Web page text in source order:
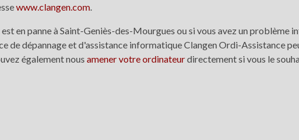
www.clangen.com
en panne à Saint-Geniès-des-Mourgues ou si vous avez un problème
de dépannage et d'assistance informatique Clangen Ordi-Assistance
également nousamener votre ordinateurdirectement si vous le